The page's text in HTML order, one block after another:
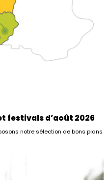
festivals d’août 2026
notre sélection de bons plans